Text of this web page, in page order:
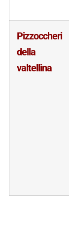
Pizzoccheri
della
valtellina